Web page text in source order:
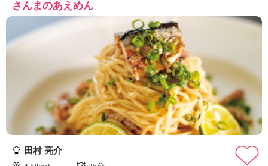
さんまのあえめん
田村 亮介